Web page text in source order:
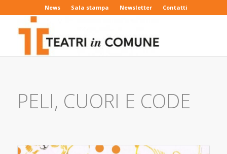
News Sala stampa Newsletter Contatti
PELI, CUORI E CODE